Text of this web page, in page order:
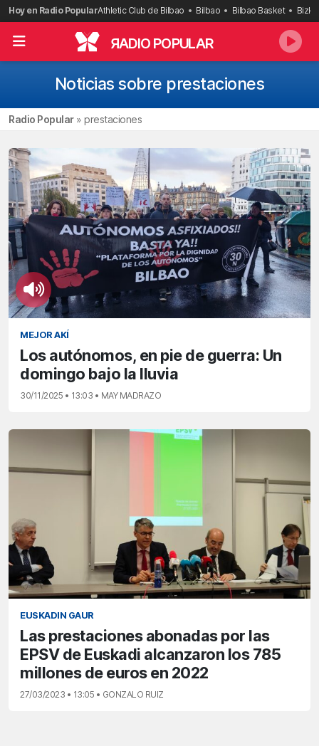
Saltar
al
contenido
Hoy en Radio PopularAthletic Club de Bilbao Bilbao Bilbao Basket
RADIO POPULAR
Noticias sobre prestaciones
Radio Popular» prestaciones
MEJOR AKÍ
Los autónomos, en pie de guerra: Un
domingo bajo la lluvia
30/11/2025 • 13:03 • MAY MADRAZO
EUSKADIN GAUR
Las prestaciones abonadas por las
EPSV de Euskadi alcanzaron los 785
millones de euros en 2022
27/03/2023 • 13:05 • GONZALO RUIZ